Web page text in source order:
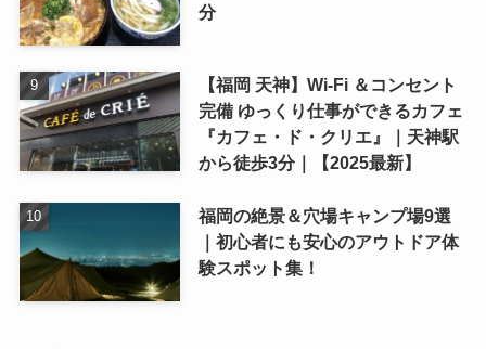
分
【福岡 天神】Wi-Fi ＆コンセント
完備 ゆっくり仕事ができるカフェ
『カフェ・ド・クリエ』｜天神駅
から徒歩3分｜【2025最新】
福岡の絶景＆穴場キャンプ場9選
｜初心者にも安心のアウトドア体
験スポット集！